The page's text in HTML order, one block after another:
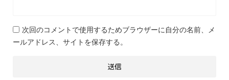
次回のコメントで使用するためブラウザーに自分の名前、メ
ールアドレス、サイトを保存する。